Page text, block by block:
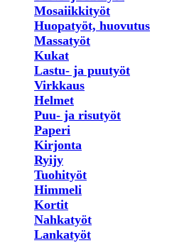
Mosaiikkityöt
Huopatyöt, huovutus
Massatyöt
Kukat
Lastu- ja puutyöt
Virkkaus
Helmet
Puu- ja risutyöt
Paperi
Kirjonta
Ryijy
Tuohityöt
Himmeli
Kortit
Nahkatyöt
Lankatyöt